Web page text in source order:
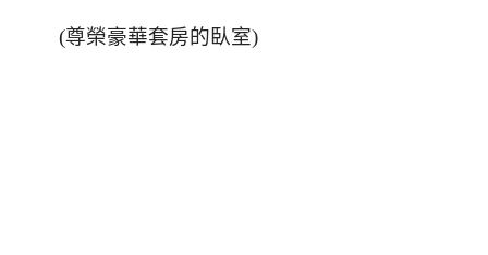
(尊榮豪華套房的臥室)